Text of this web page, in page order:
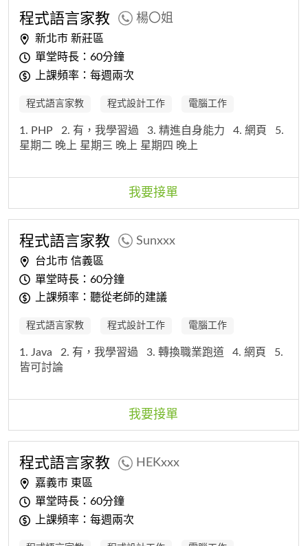
程式語言家教 楊〇姐
新北市 新莊區
單堂時長：60分鐘
上課頻率：每週兩次
程式語言家教 程式設計工作 電腦工作
1. PHP 2. 有，我學習過 3. 精進自身能力 4. 網頁
5.
星期二 晚上 星期三 晚上 星期四 晚上
我要接單
程式語言家教 Sunxxx
台北市 信義區
單堂時長：60分鐘
上課頻率：聽從老師的建議
程式語言家教 程式設計工作 電腦工作
1. Java 2. 有，我學習過 3. 轉換職業跑道 4. 網頁
5.
皆可討論
我要接單
程式語言家教 HEKxxx
嘉義市 東區
單堂時長：60分鐘
上課頻率：每週兩次